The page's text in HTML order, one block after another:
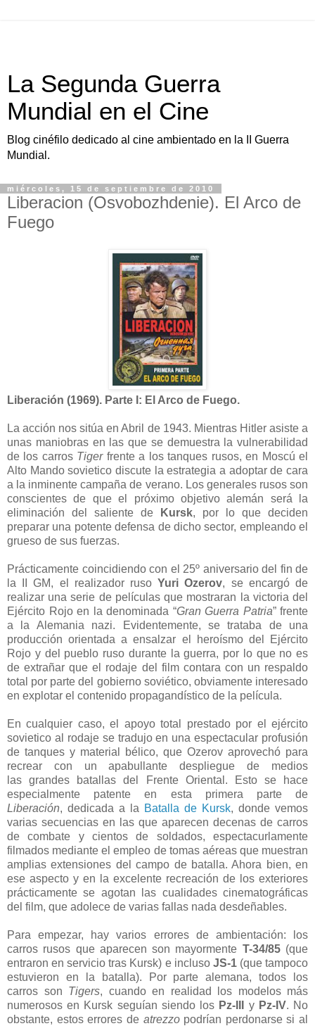
La Segunda Guerra
Mundial en el Cine
Blog cinéfilo dedicado al cine ambientado en la II Guerra
Mundial.
miércoles, 15 de septiembre de 2010
Liberacion (Osvobozhdenie). El Arco de
Fuego
Liberación (1969). Parte I: El Arco de Fuego.
La acción nos sitúa en Abril de 1943. Mientras Hitler asiste a
unas maniobras en las que se demuestra la vulnerabilidad
de los carros Tigerfrente a los tanques rusos, en Moscú el
Alto Mando sovietico discute la estrategia a adoptar de cara
a la inminente campaña de verano. Los generales rusos son
conscientes de que el próximo objetivo alemán será la
eliminación del saliente de
Kursk, por lo que deciden
preparar una potente defensa de dicho sector, empleando el
grueso de sus fuerzas.
Prácticamente coincidiendo con el 25º aniversario del fin de
la II GM, el realizador rusoYuri Ozerov, se encargó de
realizar una serie de películas que mostraran la victoria del
Ejército Rojo en la denominada “Gran Guerra Patria” frente
a la Alemania nazi. Evidentemente, se trataba de una
producción orientada a ensalzar el heroísmo del Ejército
Rojo y del pueblo ruso durante la guerra, por lo que no es
de extrañar que el rodaje del film contara con un respaldo
total por parte del gobierno soviético, obviamente interesado
en explotar el contenido propagandístico de la película.
En cualquier caso, el apoyo total prestado por el ejército
sovietico al rodaje se tradujo en una espectacular profusión
de tanques y material bélico, que Ozerov aprovechó para
recrear con un apabullante despliegue de medios
las grandes batallas del Frente Oriental. Esto se hace
especialmente patente en esta primera parte de
Liberación, dedicada a la Batalla de Kursk, donde vemos
varias secuencias en las que aparecen decenas de carros
de combate y cientos de soldados, espectacurlamente
filmados mediante el empleo de tomas aéreas que muestran
amplias extensiones del campo de batalla. Ahora bien, en
ese aspecto y en la excelente recreación de los exteriores
prácticamente se agotan las cualidades cinematográficas
del film, que adolece de varias fallas nada desdeñables.
Para empezar, hay varios errores de ambientación: los
carros rusos que aparecen son mayormente T-34/85(que
entraron en servicio tras Kursk) e incluso JS-1(que tampoco
estuvieron en la batalla). Por parte alemana, todos los
carros son Tigers, cuando en realidad los modelos más
numerosos en Kursk seguían siendo los Pz-III y Pz-IV. No
obstante, estos errores de atrezzopodrían perdonarse si al